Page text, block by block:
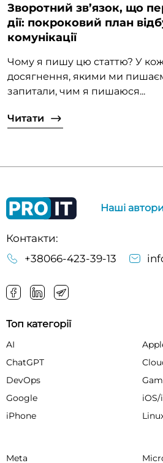
Зворотний зв’язок, що
дії: покроковий план
комунікації
Чому я пишу цю статтю? У
досягнення, якими ми
запитали, чим я пишаюся...
Читати
Контакти:
+38066-423-39-13
Наші автори
Топ категорії
AI
ChatGPT
DevOps
Google
iOS/
iPhone
Meta